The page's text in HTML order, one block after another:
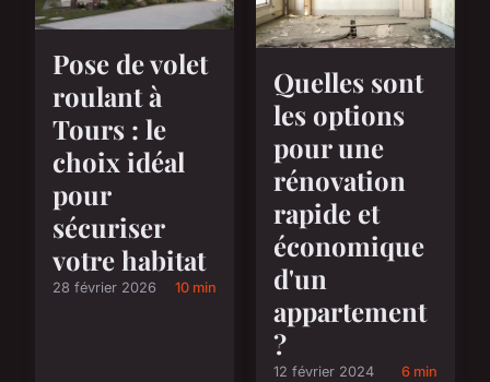
Pose de volet
roulant à
Tours : le
choix idéal
pour
sécuriser
votre habitat
28 février 2026 10 min
Quelles sont
les options
pour une
rénovation
rapide et
économique
d'un
appartement
?
12 février 2024 6 min